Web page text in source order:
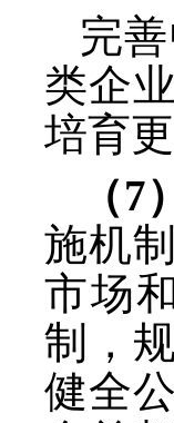
完
类企
培育
（7
施机
市场
制，
健全